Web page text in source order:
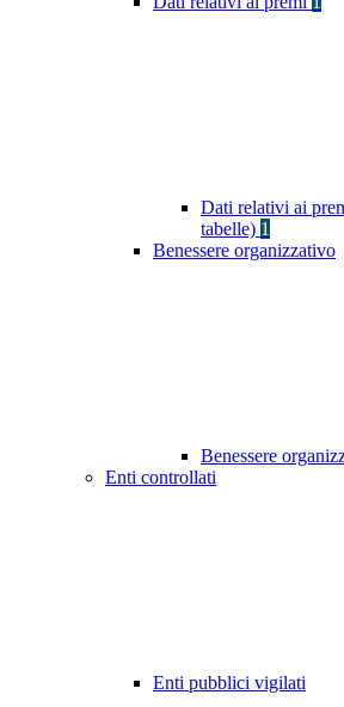
Dati relativi ai
tabelle) 1
Benessere organizzativo
Benessere
Enti controllati
Enti pubblici vigilati